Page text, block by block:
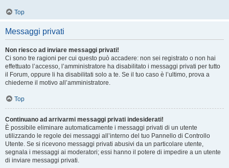
Top
Messaggi privati
Non riesco ad inviare messaggi privati!
Ci sono tre ragioni per cui questo può accadere: non sei registrato o non hai
effettuato l’accesso, l’amministratore ha disabilitato i messaggi privati per tutto
il Forum, oppure li ha disabilitati solo a te. Se il tuo caso è l’ultimo, prova a
chiederne il motivo all’amministratore.
Top
Continuano ad arrivarmi messaggi privati indesiderati!
È possibile eliminare automaticamente i messaggi privati ​​di un utente
utilizzando le regole dei messaggi all’interno del tuo Pannello di Controllo
Utente. Se si ricevono messaggi privati ​​abusivi da un particolare utente,
segnala i messaggi ai moderatori; essi hanno il potere di impedire a un utente
di inviare messaggi privati​​.